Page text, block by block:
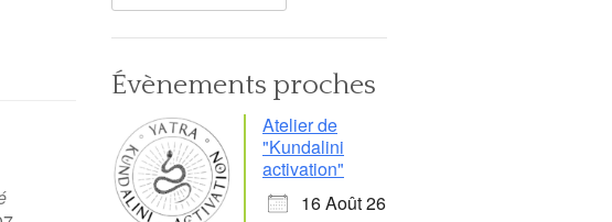
Évènements proches
Atelier de
"Kundalini
activation"
16 Août 26